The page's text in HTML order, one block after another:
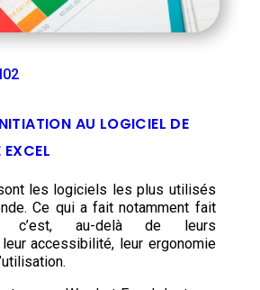
AU LOGICIEL DE
EXCEL
les logiciels les plus utilisés
Ce qui a fait notamment fait
c’est, au-delà de leurs
accessibilité, leur ergonomie